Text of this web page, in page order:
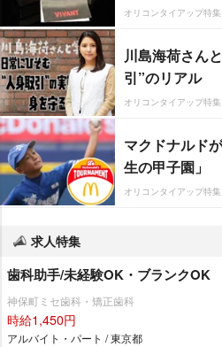
オリコンタイアップ特集
川島海荷さん
引”のリアル
オリコンタイアップ特集
マクドナルド
生の甲子園」
オリコンタイアップ特集
求人特集
歯科助手/未経験OK・ブランクOK
神保町ミセ歯科・矯正歯科
時給1,450円
アルバイト・パート / 東京都